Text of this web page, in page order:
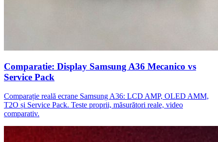
Comparatie: Display Samsung A36 Mecanico vs
Service Pack
Comparație reală ecrane Samsung A36: LCD AMP, OLED AMM,
T2O și Service Pack. Teste proprii, măsurători reale, video
comparativ.